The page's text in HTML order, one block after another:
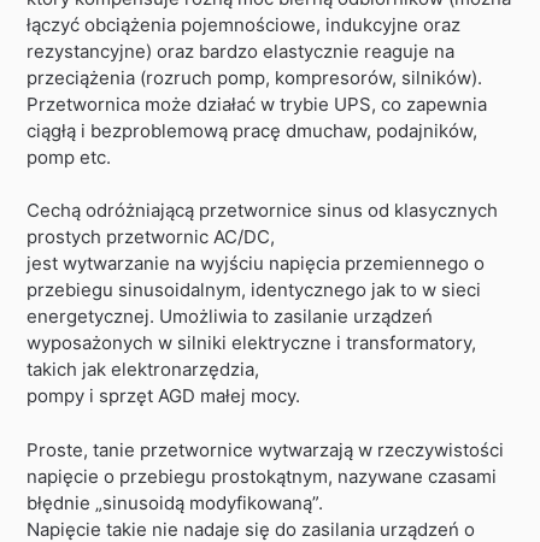
łączyć obciążenia pojemnościowe, indukcyjne oraz
rezystancyjne) oraz bardzo elastycznie reaguje na
przeciążenia (rozruch pomp, kompresorów, silników).
Przetwornica może działać w trybie UPS, co zapewnia
ciągłą i bezproblemową pracę dmuchaw, podajników,
pomp etc.
Cechą odróżniającą przetwornice sinus od klasycznych
prostych przetwornic AC/DC,
jest wytwarzanie na wyjściu napięcia przemiennego o
przebiegu sinusoidalnym, identycznego jak to w sieci
energetycznej. Umożliwia to zasilanie urządzeń
wyposażonych w silniki elektryczne i transformatory,
takich jak elektronarzędzia,
pompy i sprzęt AGD małej mocy.
Proste, tanie przetwornice wytwarzają w rzeczywistości
napięcie o przebiegu prostokątnym, nazywane czasami
błędnie „sinusoidą modyfikowaną”.
Napięcie takie nie nadaje się do zasilania urządzeń o